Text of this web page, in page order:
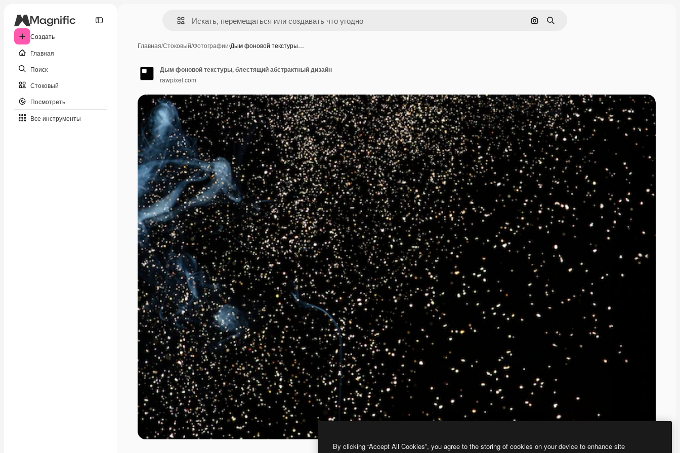
Создать
Главная
Поиск
Стоковый
Посмотреть
Все инструменты
Поиск по изображению
Поиск
Главная/Стоковый/Фотографии/Дым фоновой текстуры…
Дым фоновой текстуры, блестящий абстрактный дизайн
rawpixel.com
By clicking “Accept All Cookies”, you agree to the storing of cookies on your device to enhance site